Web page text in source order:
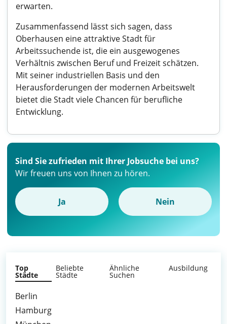
erwarten.
Zusammenfassend lässt sich sagen, dass
Oberhausen eine attraktive Stadt für
Arbeitssuchende ist, die ein ausgewogenes
Verhältnis zwischen Beruf und Freizeit schätzen.
Mit seiner industriellen Basis und den
Herausforderungen der modernen Arbeitswelt
bietet die Stadt viele Chancen für berufliche
Entwicklung.
Sind Sie zufrieden mit Ihrer Jobsuche bei uns?
Wir freuen uns von Ihnen zu hören.
Ja Nein
Top
Städte
Beliebte
Städte
Ähnliche
Suchen
Ausbildung
Berlin
Hamburg